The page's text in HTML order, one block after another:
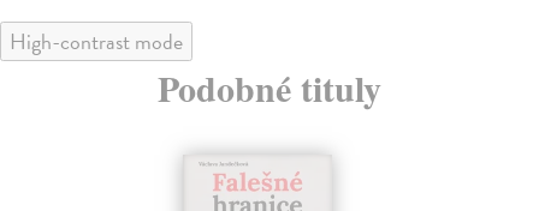
High-contrast mode
Podobné tituly